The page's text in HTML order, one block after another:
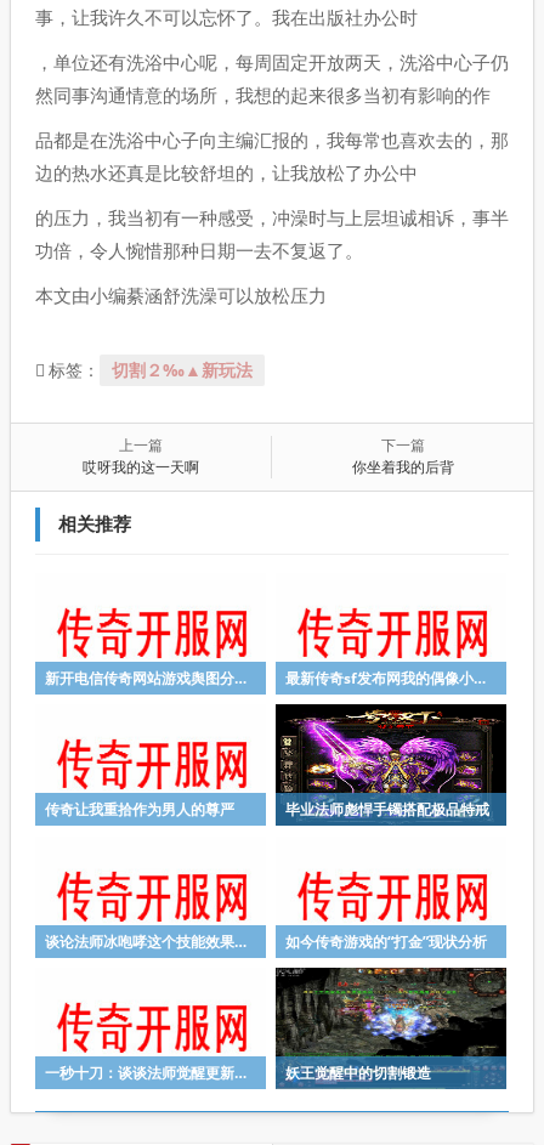
事，让我许久不可以忘怀了。我在出版社办公时
，单位还有洗浴中心呢，每周固定开放两天，洗浴中心子仍
然同事沟通情意的场所，我想的起来很多当初有影响的作
品都是在洗浴中心子向主编汇报的，我每常也喜欢去的，那
边的热水还真是比较舒坦的，让我放松了办公中
的压力，我当初有一种感受，冲澡时与上层坦诚相诉，事半
功倍，令人惋惜那种日期一去不复返了。
本文由小编綦涵舒洗澡可以放松压力
标签： 切割２‰▲新玩法
上一篇
哎呀我的这一天啊
下一篇
你坐着我的后背
相关推荐
新开电信传奇网站游戏舆图分为三个 最新传奇sf发布网我的偶像小虾米
传奇让我重拾作为男人的尊严 毕业法师彪悍手镯搭配极品特戒
谈论法师冰咆哮这个技能效果怎么样？ 如今传奇游戏的“打金”现状分析
一秒十刀：谈谈法师觉醒更新后的看法 妖王觉醒中的切割锻造